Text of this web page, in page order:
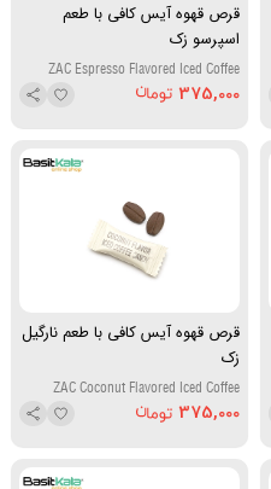
قرص قهوه آیس کافی با طعم
اسپرسو زک
ZAC Espresso Flavored Iced Coffee
Candy
375,000
قرص قهوه آیس کافی با طعم نارگیل
زک
ZAC Coconut Flavored Iced Coffee
Candy
375,000